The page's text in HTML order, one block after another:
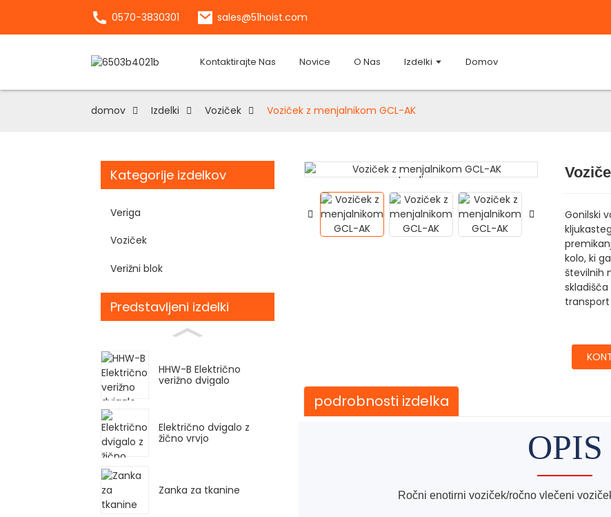
0570-3830301 sales@51hoist.com
Kontaktirajte Nas Novice O Nas Izdelki Domov
domov Izdelki Voziček Voziček z menjalnikom GCL-AK
Kategorije izdelkov
Veriga
Voziček
Verižni blok
Predstavljeni izdelki
HHW-B Električno
verižno dvigalo
Električno dvigalo z
žično vrvjo
Zanka za tkanine
Loading...
Loading... Loading...
Loading...
Gonilski
kolo, ki
številnih
podrobnosti izdelka
OPIS
Ročni enotirni voziček/ročno vlečeni